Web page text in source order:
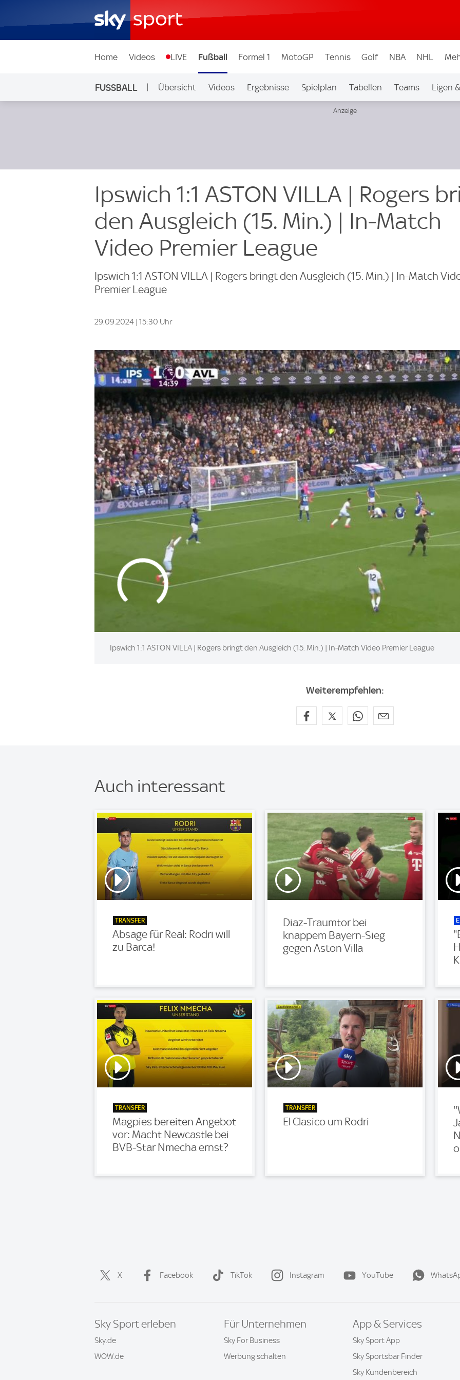
Home Videos LIVE Fußball Formel 1 MotoGP Tennis Golf NBA NHL
FUSSBALL Übersicht Videos Ergebnisse Spielplan Tabellen Teams Ligen
Ipswich 1:1 ASTON VILLA | Rogers
den Ausgleich (15. Min.) | In-Match
Video Premier League
Ipswich 1:1 ASTON VILLA | Rogers bringt den Ausgleich (15. Min.) | In-Match
Premier League
29.09.2024 | 15:30 Uhr
Ipswich 1:1 ASTON VILLA | Rogers bringt den Ausgleich (15. Min.) | In-Match Video Premier League
Weiterempfehlen:
Auch interessant
TRANSFER
Absage für Real: Rodri will
zu Barca!
Diaz-Traumtor bei
knappem Bayern-Sieg
gegen Aston Villa
TRANSFER
Magpies bereiten Angebot
vor: Macht Newcastle bei
BVB-Star Nmecha ernst?
TRANSFER
El Clasico um Rodri
X Facebook TikTok Instagram YouTube
Sky Sport erleben
Sky.de
WOW.de
Für Unternehmen
Sky For Business
Werbung schalten
App & Services
Sky Sport App
Sky Sportsbar Finder
Sky Kundenbereich